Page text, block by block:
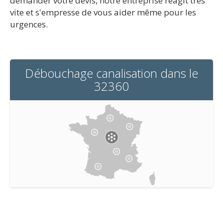
vite et s'empresse de vous aider même pour les
urgences.
Débouchage canalisation dans le
32360